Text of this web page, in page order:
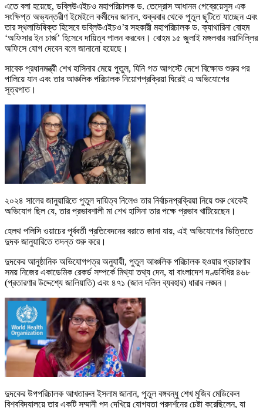
এতে বলা হয়েছে, ডব্লিউএইচও মহাপরিচালক ড. তেদ্রোস আধানম গেব্রেয়েসুস এক
সংক্ষিপ্ত অভ্যন্তরীণ ইমেইলে কর্মীদের জানান, শুক্রবার থেকে পুতুল ছুটিতে যাচ্ছেন এবং
তার স্থলাভিষিক্ত হিসেবে ডব্লিউএইচও’র সহকারী মহাপরিচালক ড. ক্যাথারিনা বোহম
‘অফিসার ইন চার্জ’ হিসেবে দায়িত্ব পালন করবেন। বোহম ১৫ জুলাই মঙ্গলবার নয়াদিল্লির
অফিসে যোগ দেবেন বলে জানানো হয়েছে।
সাবেক প্রধানমন্ত্রী শেখ হাসিনার মেয়ে পুতুল, যিনি গত আগস্টে দেশে বিক্ষোভ শুরুর পর
পালিয়ে যান এবং তার আঞ্চলিক পরিচালক নিয়োগপ্রক্রিয়া ঘিরেই এ অভিযোগের
সূত্রপাত।
২০২৪ সালের জানুয়ারিতে পুতুল দায়িত্ব নিলেও তার নির্বাচনপ্রক্রিয়া নিয়ে শুরু থেকেই
অভিযোগ ছিল যে, তার প্রভাবশালী মা শেখ হাসিনা তার পক্ষে প্রভাব খাটিয়েছেন।
হেলথ পলিসি ওয়াচের পূর্ববর্তী প্রতিবেদনের বরাতে জানা যায়, এই অভিযোগের ভিত্তিতে
দুদক জানুয়ারিতে তদন্ত শুরু করে।
দুদকের আনুষ্ঠানিক অভিযোগপত্র অনুযায়ী, পুতুল আঞ্চলিক পরিচালক হওয়ার প্রচারণার
সময় নিজের একাডেমিক রেকর্ড সম্পর্কে মিথ্যা তথ্য দেন, যা বাংলাদেশ দণ্ডবিধির ৪৬৮
(প্রতারণার উদ্দেশ্যে জালিয়াতি) এবং ৪৭১ (জাল দলিল ব্যবহার) ধারার লঙ্ঘন।
দুদকের উপপরিচালক আখতারুল ইসলাম জানান, পুতুল বঙ্গবন্ধু শেখ মুজিব মেডিকেল
বিশ্ববিদ্যালয়ে তার একটি সম্মানী পদ দেখিয়ে যোগ্যতা প্রদর্শনের চেষ্টা করেছিলেন, যা